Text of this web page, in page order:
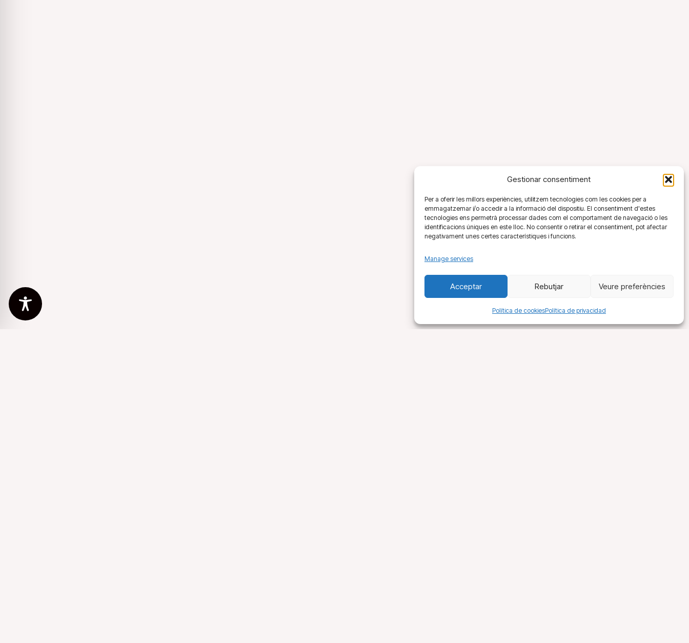
Gestionar consentiment
Per a oferir les millors experiències, utilitzem tecnologies com les cookies per a
emmagatzemar i/o accedir a la informació del dispositiu. El consentiment d'estes
tecnologies ens permetrà processar dades com el comportament de navegació o les
identificacions úniques en este lloc. No consentir o retirar el consentiment, pot afectar
negativament unes certes característiques i funcions.
Manage services
Acceptar Rebutjar Veure preferències
Política de cookiesPolítica de privacidad